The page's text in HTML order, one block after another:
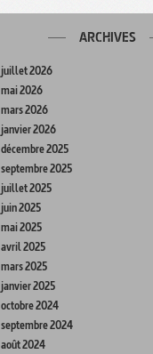
ARCHIVES
juillet 2026
mai 2026
mars 2026
janvier 2026
décembre 2025
septembre 2025
juillet 2025
juin 2025
mai 2025
avril 2025
mars 2025
janvier 2025
octobre 2024
septembre 2024
août 2024